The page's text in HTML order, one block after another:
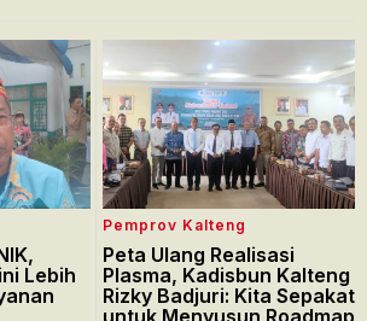
Lebih
Pemprov Kalteng
Peta Ulang Realisasi
Plasma, Kadisbun Kalteng
Rizky Badjuri: Kita Sepakat
untuk Menyusun Roadmap